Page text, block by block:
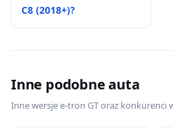
C8 (2018+)?
Inne podobne auta
Inne wersje e-tron GT oraz konkurenci